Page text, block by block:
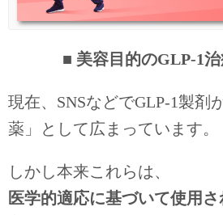
■ 美容目的のGLP-1
現在、SNSなどでGLP-1製剤
薬」として広まっています。
しかし本来これらは、
医学的適応に基づいて使用さ